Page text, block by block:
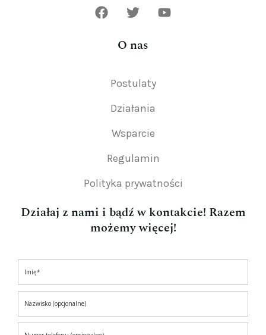
O nas
Postulaty
Działania
Wsparcie
Regulamin
Polityka prywatności
Działaj z nami i bądź w kontakcie! Razem
możemy więcej!